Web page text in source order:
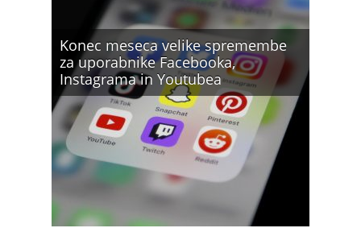
Konec meseca velike spremembe
za uporabnike Facebooka,
Instagrama in Youtubea